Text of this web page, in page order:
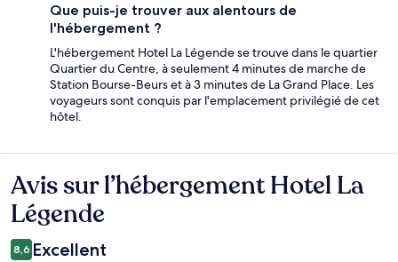
Que puis-je trouver aux alentours de
l'hébergement ?
L'hébergement Hotel La Légende se trouve dans le quartier
Quartier du Centre, à seulement 4 minutes de marche de
Station Bourse-Beurs et à 3 minutes de La Grand Place. Les
voyageurs sont conquis par l'emplacement privilégié de cet
hôtel.
Avis
Avis sur l’hébergement Hotel La
Légende
8,6 Excellent